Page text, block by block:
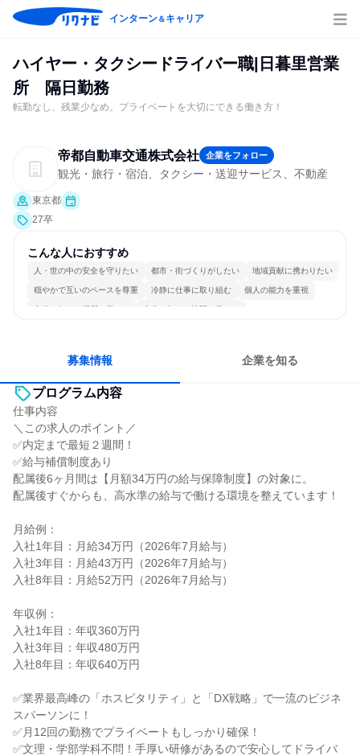
インターン＆キャリア
ハイヤー・タクシードライバー職|日暮里営業
所 隔日勤務
転勤なし、残業少なめ。プライベートを大切にできる働き方！
帝都自動車交通株式会社 企業をフォロー
観光・旅行・宿泊、タクシー・送迎サービス、不動産
東京都
27卒
こんな人におすすめ
人・世の中の安全を守りたい 都市・街づくりがしたい 地域貢献に携わりたい
穏やかで互いのペースを尊重 冷静に仕事に取り組む 個人の能力を重視
自分の好きな場所で働ける 自分の好きな時間で働ける
募集情報 企業を知る
プログラム内容
仕事内容
＼この求人のポイント／
✅内定まで最短２週間！
✅給与補償制度あり
配属後6ヶ月間は【月額34万円の給与保障制度】の対象に。
配属後すぐからも、高水準の給与で働ける環境を整えています！
月給例：
入社1年目：月給34万円（2026年7月給与）
入社3年目：月給43万円（2026年7月給与）
入社8年目：月給52万円（2026年7月給与）
年収例：
入社1年目：年収360万円
入社3年目：年収480万円
入社8年目：年収640万円
✅業界最高峰の「ホスピタリティ」と「DX戦略」で一流のビジネ
スパーソンに！
✅月12回の勤務でプライベートもしっかり確保！
✅文理・学部学科不問！手厚い研修があるので安心してドライバ